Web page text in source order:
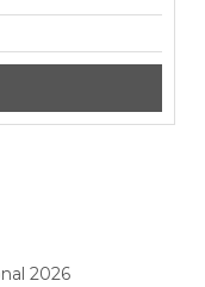
2026